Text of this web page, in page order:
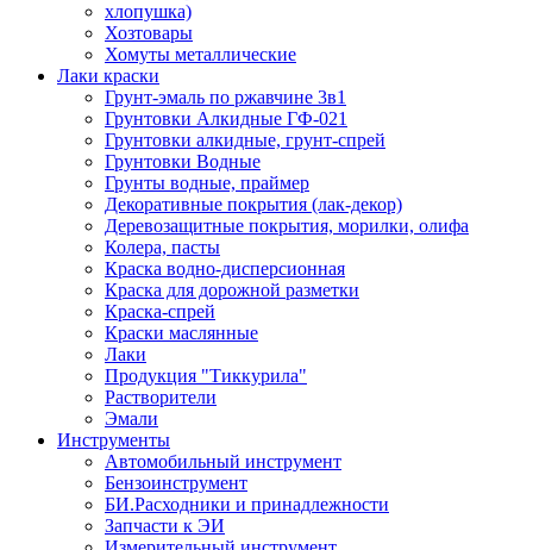
хлопушка)
Хозтовары
Хомуты металлические
Лаки краски
Грунт-эмаль по ржавчине 3в1
Грунтовки Алкидные ГФ-021
Грунтовки алкидные, грунт-спрей
Грунтовки Водные
Грунты водные, праймер
Декоративные покрытия (лак-декор)
Деревозащитные покрытия, морилки, олифа
Колера, пасты
Краска водно-дисперсионная
Краска для дорожной разметки
Краска-спрей
Краски маслянные
Лаки
Продукция "Тиккурила"
Растворители
Эмали
Инструменты
Автомобильный инструмент
Бензоинструмент
БИ.Расходники и принадлежности
Запчасти к ЭИ